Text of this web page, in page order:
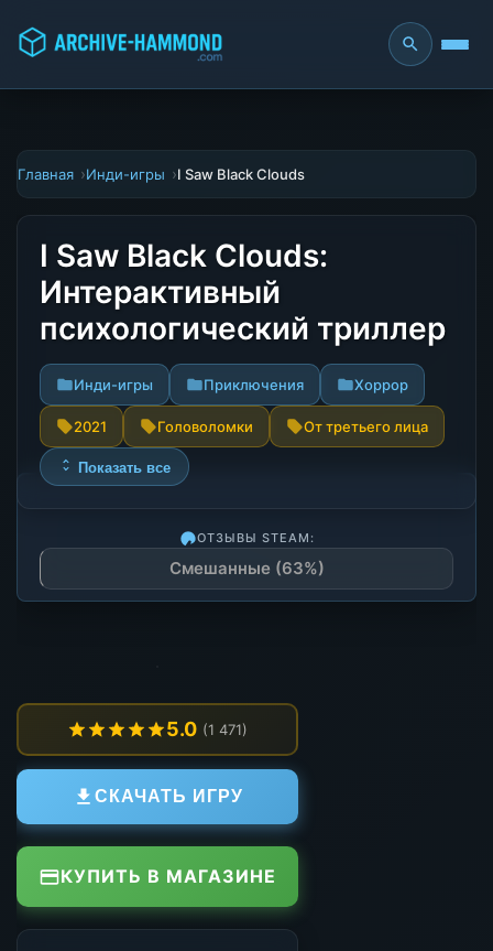
Главная Инди-игры I Saw Black Clouds
I Saw Black Clouds:
Интерактивный
психологический триллер
Инди-игры Приключения Хоррор
2021 Головоломки От третьего лица
Показать все
ОТЗЫВЫ STEAM:
Смешанные (63%)
5.0 (1 471)
СКАЧАТЬ ИГРУ
КУПИТЬ В МАГАЗИНЕ